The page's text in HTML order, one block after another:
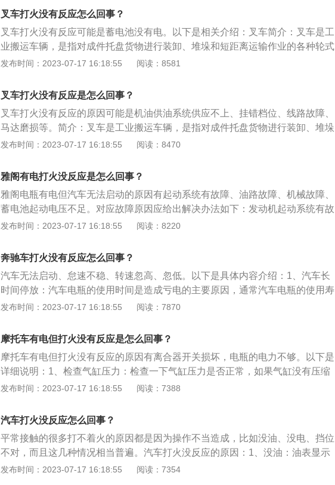
在工作。排除启动机和电池电压不够的原因。挡位挂在D挡：挡位挂在D挡上是无
法点火，这是汽车的自我保护机制，防止点火后汽车的窜动。节气门积碳：节气
门积碳严重导致节气门开度不够，可燃混合气无法进入气缸内燃烧导致无法启
动。
叉车打火没有反应怎么回事？
叉车打火没有反应可能是蓄电池没有电。以下是相关介绍：叉车简介：叉车是工
业搬运车辆，是指对成件托盘货物进行装卸、堆垛和短距离运输作业的各种轮式
搬运车辆。国际标准化组织称为工业车辆。常用于仓储大型物件的运输，通常使
装货/卸货、拣选。根据企业所要达到的作业功能可以从上面介绍的车型中初步确
定。另外，特殊的作业功能会影响到叉车的具体配置，如搬运的是纸卷、铁水
等，需要叉车安装属具来完成特殊功能。
发布时间：2023-07-17 16:18:55 阅读：8581
叉车打火没有反应是怎么回事？
叉车打火没有反应的原因可能是机油供油系统供应不上、挂错档位、线路故障、
马达磨损等。简介：叉车是工业搬运车辆，是指对成件托盘货物进行装卸、堆垛
和短距离运输作业的各种轮式搬运车辆。国际标准化组织ISO/TC110称为工业车
车的技术参数用来表明叉车的结构特征和工作性能。主要技术参数有：额定起重
量、载荷中心距、最大起升高度、门架倾角、最大行驶速度、最小转弯半径、最
小离地间隙以及轴距、轮距等。
发布时间：2023-07-17 16:18:55 阅读：8470
雅阁有电打火没反应是怎么回事？
雅阁电瓶有电但汽车无法启动的原因有起动系统有故障、油路故障、机械故障、
蓄电池起动电压不足。对应故障原因应给出解决办法如下：发动机起动系统有故
障，可能是电路或电子故障，主要是指中央电脑控制板失去功能，可以到相应的
积碳，清洁效果明显；也可以将发动机的进油管和回油管与免拆清洗机的相应管
路连接，这样就会形成回路，这样子清洗的效果显著，与此同时操作也简便。机
械故障，常见的机械故障有：时间带（链）断裂、汽缸泄漏无压力等等。对应故
障方法，需要去汽车修理厂进行判断和更换相应零件。蓄电池起动电压不足，要
及时检查电瓶，使用电压表检测，接上电瓶的正负极，然后拧动钥匙点火，在接
更换电瓶。
发布时间：2023-07-17 16:18:55 阅读：8220
奔驰车打火没有反应怎么回事？
汽车无法启动、怠速不稳、转速忽高、忽低。以下是具体内容介绍：1、汽车长
时间停放：汽车电瓶的使用时间是造成亏电的主要原因，通常汽车电瓶的使用寿
命为两到三年，如果超过这个年限，汽车一旦停驶两三天就极容易出现亏电现
灯，电瓶经过一夜的消耗后，可能电量不足，导致启动无力。3、熄火前忘关空
调：大多数车主习惯不关空调或让空调随着车辆启动后自动启动，这会造成每次
打开车辆的点火开关后，空调系统会自动启动工作，后果是直接导致车辆瞬间功
率负荷过高，时间一长会对电瓶造成损耗。
发布时间：2023-07-17 16:18:55 阅读：7870
摩托车有电但打火没有反应是怎么回事？
摩托车有电但打火没有反应的原因有离合器开关损坏，电瓶的电力不够。以下是
详细说明：1、检查气缸压力：检查一下气缸压力是否正常，如果气缸没有压缩
比，有可能是气门被顶弯，关闭不严没有气缸压力不能起动。如果气缸压力正
响声，但起动电机无法带动发动机转动，有可能是电瓶亏电、电瓶线接触不良、
搭铁线接地不好、继电器损坏、起动电机损坏、超越离合器有问题或发动机内部
有故障被卡住等造成。
发布时间：2023-07-17 16:18:55 阅读：7388
汽车打火没反应怎么回事？
平常接触的很多打不着火的原因都是因为操作不当造成，比如没油、没电、挡位
不对，而且这几种情况相当普遍。汽车打火没反应的原因：1、没油：油表显示
已经在红线以下，自然打不着火。2、电瓶没电：可能是由于长时间大灯未关等
发布时间：2023-07-17 16:18:55 阅读：7354